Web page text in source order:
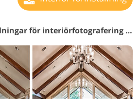
Gratis Lr-förinställningar för interiörfotografering #2 "Bright"